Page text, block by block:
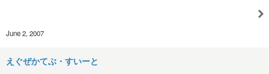
June 2, 2007
えぐぜかてぶ・すいーと